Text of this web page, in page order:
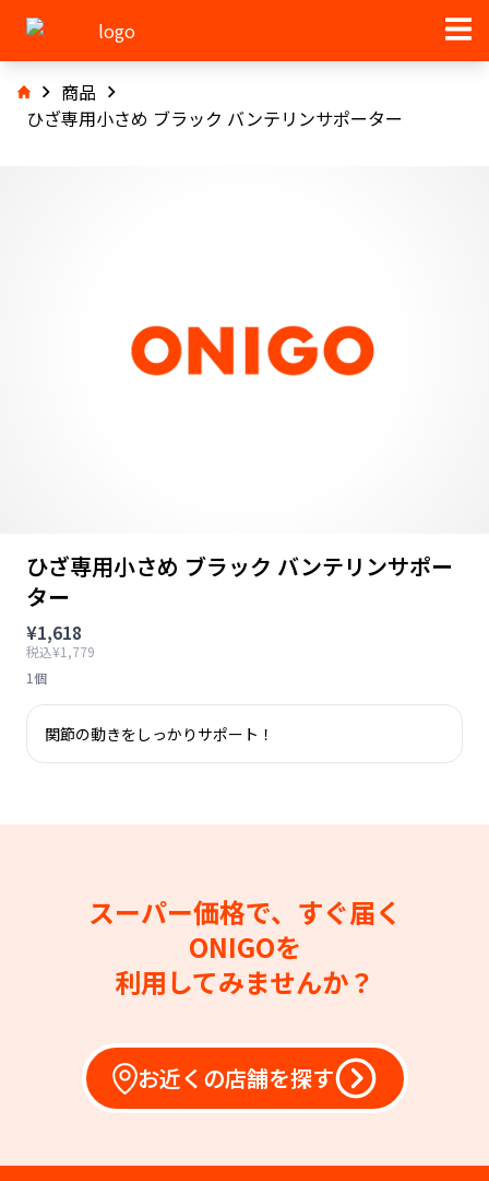
商品
ひざ専用小さめ ブラック バンテリンサポーター
ひざ専用小さめ ブラック バンテリンサポー
ター
¥1,618
税込¥1,779
1個
関節の動きをしっかりサポート！
スーパー価格で、すぐ届く
ONIGOを
利用してみませんか？
お近くの店舗を探す